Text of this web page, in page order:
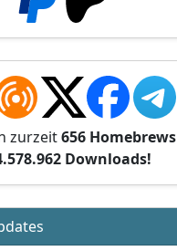
zurzeit656 Homebrews
Downloads!